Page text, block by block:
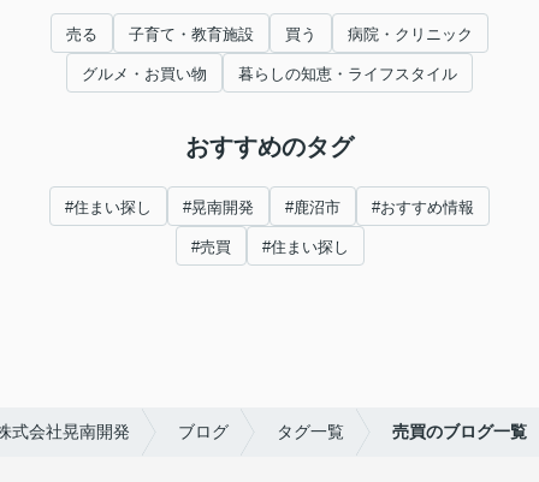
売る 子育て・教育施設 買う 病院・クリニック
グルメ・お買い物 暮らしの知恵・ライフスタイル
おすすめのタグ
#住まい探し #晃南開発 #鹿沼市 #おすすめ情報
#売買 #住まい探し
式会社晃南開発 ブログ タグ一覧 売買のブログ一覧